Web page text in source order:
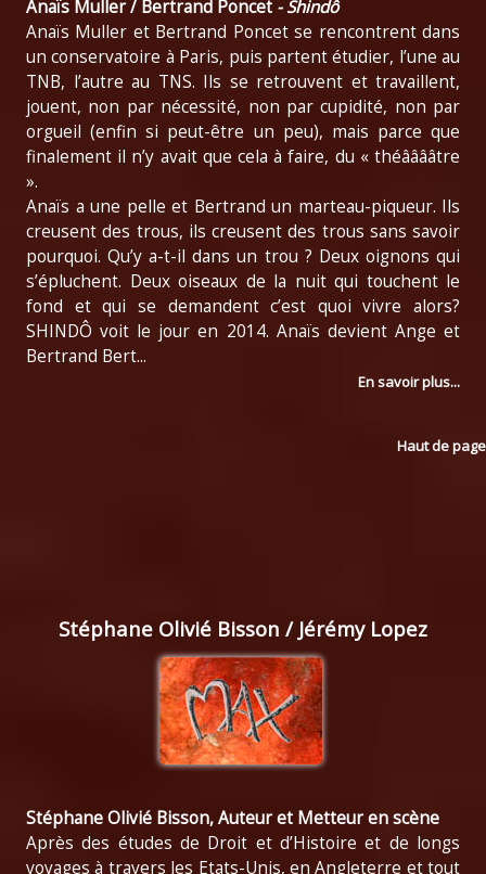
Anaïs Muller / Bertrand Poncet - Shindô
Anaïs Muller et Bertrand Poncet se rencontrent dans
un conservatoire à Paris, puis partent étudier, l’une au
TNB, l’autre au TNS. Ils se retrouvent et travaillent,
jouent, non par nécessité, non par cupidité, non par
orgueil (enfin si peut-être un peu), mais parce que
finalement il n’y avait que cela à faire, du « théââââtre
».
Anaïs a une pelle et Bertrand un marteau-piqueur. Ils
creusent des trous, ils creusent des trous sans savoir
pourquoi. Qu’y a-t-il dans un trou ? Deux oignons qui
s’épluchent. Deux oiseaux de la nuit qui touchent le
fond et qui se demandent c’est quoi vivre alors?
SHINDÔ voit le jour en 2014. Anaïs devient Ange et
Bertrand Bert...
En savoir plus...
Haut de page
Stéphane Olivié Bisson / Jérémy Lopez
Stéphane Olivié Bisson, Auteur et Metteur en scène
Après des études de Droit et d’Histoire et de longs
voyages à travers les Etats-Unis, en Angleterre et tout